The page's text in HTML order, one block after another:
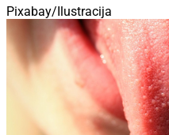
Pixabay/Ilustracija